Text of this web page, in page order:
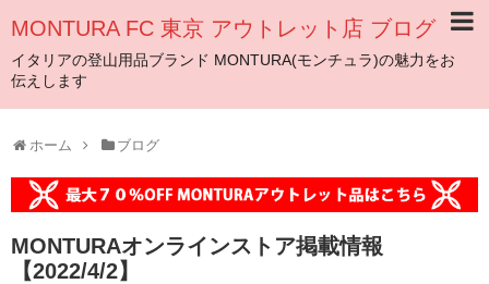
MONTURA FC 東京 アウトレット店 ブログ
イタリアの登山用品ブランド MONTURA(モンチュラ)の魅力をお
伝えします
ホーム ブログ
MONTURAオンラインストア掲載情報
【2022/4/2】